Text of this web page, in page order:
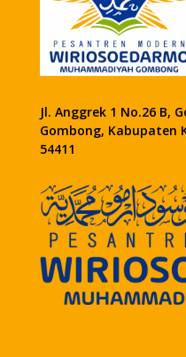
Jl. Anggrek 1 No.26 B,
Gombong, Kabupaten
54411